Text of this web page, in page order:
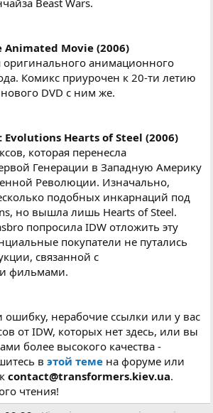
Animated Movie (2006)
оригинального анимационного
Комикс приурочен к 20-ти летию
DVD с ним же.
Evolutions Hearts of Steel (2006)
которая перенесла
Генерации в Западную Америку
Революции. Изначально,
подобных инкарнаций под
но вышла лишь Hearts of Steel.
попросила IDW отложить эту
покупатели не путались
связанной с
фильмами.
нерабочие ссылки или у вас
от IDW, которых нет здесь, или вы
более высокого качества -
вэтой теме на форуме или
contact@transformers.kiev.ua.
чтения!